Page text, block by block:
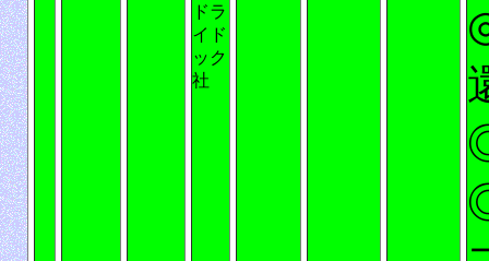
ドラ
イド
ック
社